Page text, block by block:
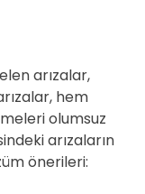
arızalar,
hem
olumsuz
arızaların
önerileri: